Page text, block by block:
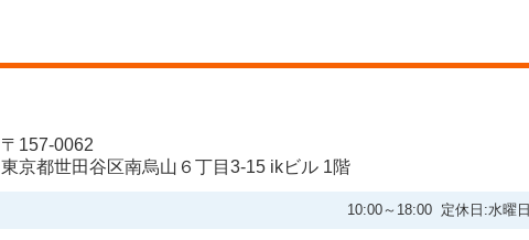
〒157-0062
東京都世田谷区南烏山６丁目3-15 ikビル 1階
10:00～18:00 定休日:水曜日